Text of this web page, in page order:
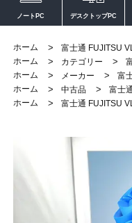
ノートPC デスクトップPC
ホーム >
富士通 FUJITSU
ホーム
> カテゴリー >
ホーム
> メーカー > 富
ホーム
> 中古品 >
富士
ホーム
> 富士通 FUJITSU